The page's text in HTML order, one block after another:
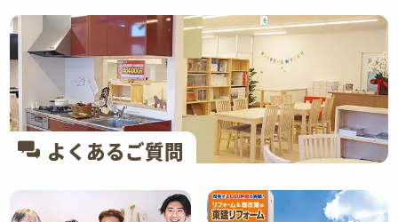
よくあるご質問